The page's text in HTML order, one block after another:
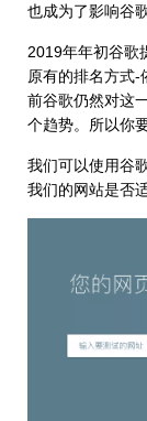
也成为了影响谷
2019年年初谷歌
原有的排名方式-
前谷歌仍然对这
个趋势。所以你
我们可以使用谷
我们的网站是否